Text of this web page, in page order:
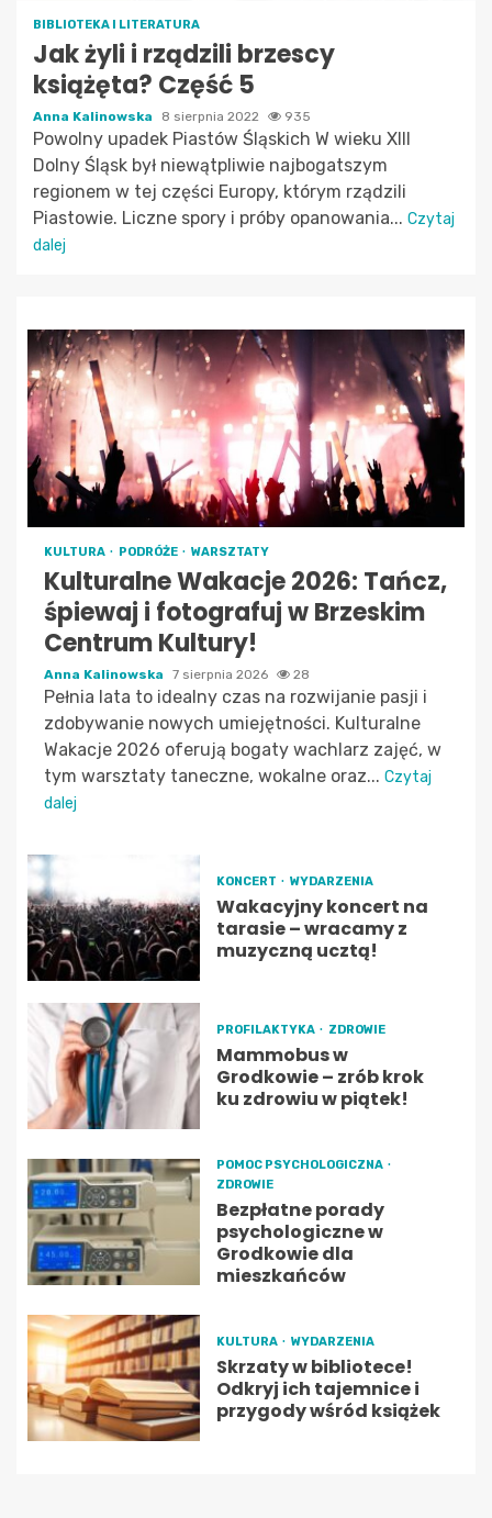
BIBLIOTEKA I LITERATURA
Jak żyli i rządzili brzescy
książęta? Część 5
Anna Kalinowska 8 sierpnia 2022 935
Powolny upadek Piastów Śląskich W wieku XIII
Dolny Śląsk był niewątpliwie najbogatszym
regionem w tej części Europy, którym rządzili
Piastowie. Liczne spory i próby opanowania... Czytaj
dalej
KULTURA PODRÓŻE WARSZTATY
Kulturalne Wakacje 2026: Tańcz,
śpiewaj i fotografuj w Brzeskim
Centrum Kultury!
Anna Kalinowska 7 sierpnia 2026 28
Pełnia lata to idealny czas na rozwijanie pasji i
zdobywanie nowych umiejętności. Kulturalne
Wakacje 2026 oferują bogaty wachlarz zajęć, w
tym warsztaty taneczne, wokalne oraz... Czytaj
dalej
KONCERT WYDARZENIA
Wakacyjny koncert na
tarasie – wracamy z
muzyczną ucztą!
PROFILAKTYKA ZDROWIE
Mammobus w
Grodkowie – zrób krok
ku zdrowiu w piątek!
POMOC PSYCHOLOGICZNA
ZDROWIE
Bezpłatne porady
psychologiczne w
Grodkowie dla
mieszkańców
KULTURA WYDARZENIA
Skrzaty w bibliotece!
Odkryj ich tajemnice i
przygody wśród książek